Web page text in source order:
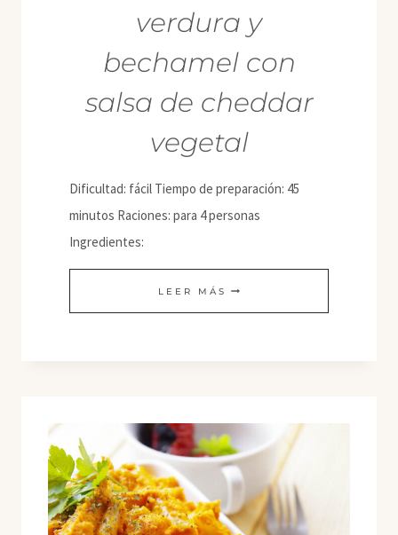
verdura y
bechamel con
salsa de cheddar
vegetal
Dificultad: fácil Tiempo de preparación: 45
minutos Raciones: para 4 personas
Ingredientes:
LEER MÁS CANELONES
DE
CON
SALSA
DE
CHEDDAR
VEGETAL